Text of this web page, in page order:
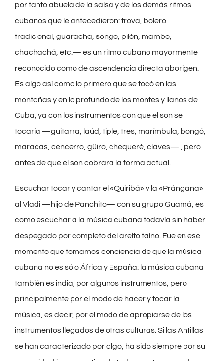
por tanto abuela de la salsa y de los demás ritmos
cubanos que le antecedieron: trova, bolero
tradicional, guaracha, songo, pilón, mambo,
chachachá, etc.— es un ritmo cubano mayormente
reconocido como de ascendencia directa aborigen.
Es algo así como lo primero que se tocó en las
montañas y en lo profundo de los montes y llanos de
Cuba, ya con los instrumentos con que el son se
tocaría —guitarra, laúd, tiple, tres, marímbula, bongó,
maracas, cencerro, güiro, chequeré, claves— , pero
antes de que el son cobrara la forma actual.
Escuchar tocar y cantar el «Quiribá» y la «Prángana»
al Vladi —hijo de Panchito— con su grupo Guamá, es
como escuchar a la música cubana todavía sin haber
despegado por completo del areíto taíno. Fue en ese
momento que tomamos conciencia de que la música
cubana no es sólo África y España: la música cubana
también es india, por algunos instrumentos, pero
principalmente por el modo de hacer y tocar la
música, es decir, por el modo de apropiarse de los
instrumentos llegados de otras culturas. Si las Antillas
se han caracterizado por algo, ha sido siempre por su